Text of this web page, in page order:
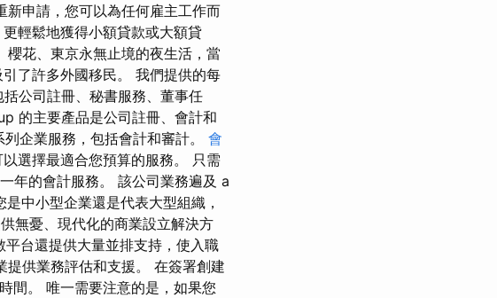
新申請，您可以為任何雇主工作而
輕鬆地獲得小額貸款或大額貸
花、東京永無止境的夜生活，當
了許多外國移民。 我們提供的每
公司註冊、秘書服務、董事任
的主要產品是公司註冊、會計和
企業服務，包括會計和審計。 會
選擇最適合您預算的服務。 只需
年的會計服務。 該公司業務遍及 a
中小型企業還是代表大型組織，
無憂、現代化的商業設立解決方
台還提供大量並排支持，使入職
供業務評估和支援。 在簽署創建
間。 唯一需要注意的是，如果您